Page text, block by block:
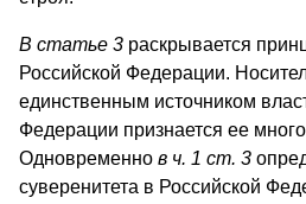
В статье 3 раскрывается
Российской Федерации.
единственным источником
Федерации признается ее
Одновременно в ч. 1 ст. 3
суверенитета в Российской